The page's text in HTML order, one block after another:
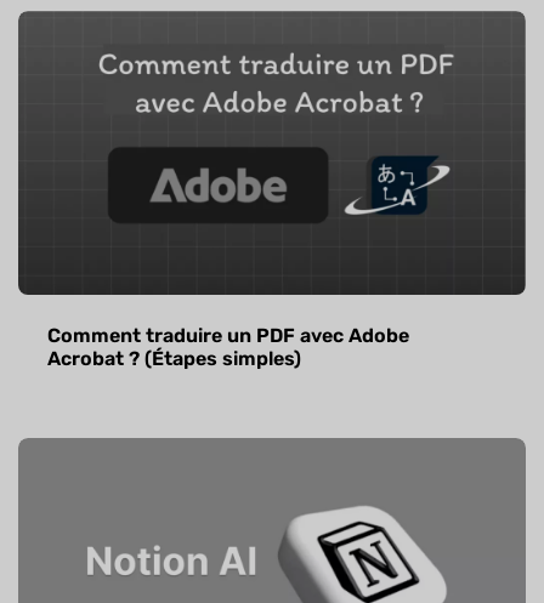
Comment traduire un PDF avec Adobe
Acrobat ? (Étapes simples)